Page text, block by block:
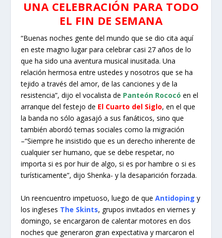
UNA CELEBRACIÓN PARA TODO
EL FIN DE SEMANA
“Buenas noches gente del mundo que se dio cita aquí
en este magno lugar para celebrar casi 27 años de lo
que ha sido una aventura musical inusitada. Una
relación hermosa entre ustedes y nosotros que se ha
tejido a través del amor, de las canciones y de la
resistencia”, dijo el vocalista de Panteón Rococó en el
arranque del festejo de El Cuarto del Siglo, en el que
la banda no sólo agasajó a sus fanáticos, sino que
también abordó temas sociales como la migración
–“Siempre he insistido que es un derecho inherente de
cualquier ser humano, que se debe respetar, no
importa si es por huir de algo, si es por hambre o si es
turísticamente”, dijo Shenka- y la desaparición forzada.
Un reencuentro impetuoso, luego de queAntidoping y
los ingleses The Skints, grupos invitados en viernes y
domingo, se encargaron de calentar motores en dos
noches que generaron gran expectativa y marcaron el